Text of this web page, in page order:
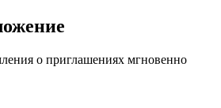
о приглашениях мгновенно